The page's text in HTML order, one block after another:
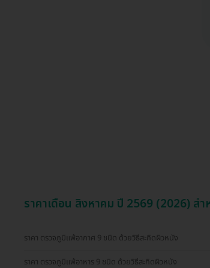
ราคาเดือน สิงหาคม ปี 2569 (2026)
ราคา ตรวจภูมิแพ้อากาศ 9 ชนิด ด้วยวิธีสะกิดผิวหนัง
ราคา ตรวจภูมิแพ้อาหาร 9 ชนิด ด้วยวิธีสะกิดผิวหนัง